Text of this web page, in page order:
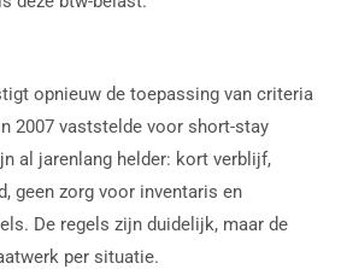
opnieuw de toepassing van criteria
2007 vaststelde voor short-stay
al jarenlang helder: kort verblijf,
geen zorg voor inventaris en
De regels zijn duidelijk, maar de
per situatie.